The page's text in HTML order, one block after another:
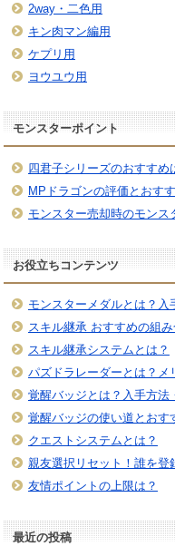
2way・二色用
キン肉マン編用
ケプリ用
ヨウユウ用
モンスターポイント
四君子シリーズのおすすめ
MPドラゴンの評価とおす
モンスター売却時のモンス
お役立ちコンテンツ
モンスターメダルとは？入
スキル継承 おすすめの組
スキル継承システムとは？
パズドラレーダーとは？メ
覚醒バッジとは？入手方法
覚醒バッジの使い道とおす
クエストシステムとは？
親友選択リセット！誰を登
友情ポイントの上限は？
最近の投稿